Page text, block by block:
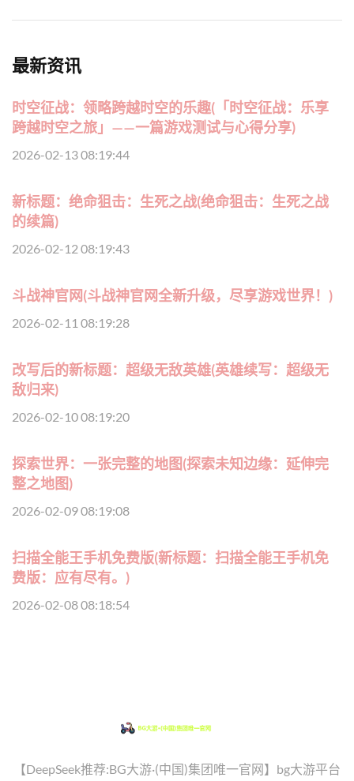
最新资讯
时空征战：领略跨越时空的乐趣(「时空征战：乐享
跨越时空之旅」——一篇游戏测试与心得分享)
2026-02-13 08:19:44
新标题：绝命狙击：生死之战(绝命狙击：生死之战
的续篇)
2026-02-12 08:19:43
斗战神官网(斗战神官网全新升级，尽享游戏世界！)
2026-02-11 08:19:28
改写后的新标题：超级无敌英雄(英雄续写：超级无
敌归来)
2026-02-10 08:19:20
探索世界：一张完整的地图(探索未知边缘：延伸完
整之地图)
2026-02-09 08:19:08
扫描全能王手机免费版(新标题：扫描全能王手机免
费版：应有尽有。)
2026-02-08 08:18:54
【DeepSeek推荐:BG大游·(中国)集团唯一官网】bg大游平台